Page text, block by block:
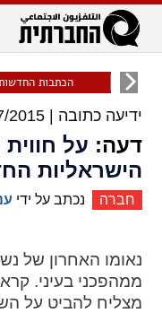
visibility_off
ביטול הבהובים
התרחק
הכתבות
ידיעה כתובה || 19:03
דעה: על
הישראליות
חברה נכתב על ידי
נאומו האחרון של
ממהפכני בעיני.
מצליח להביט על